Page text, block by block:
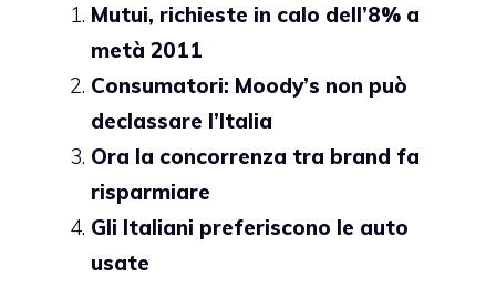
Mutui, richieste in calo dell’8% a
metà 2011
Consumatori: Moody’s non può
declassare l’Italia
Ora la concorrenza tra brand fa
risparmiare
Gli Italiani preferiscono le auto
usate